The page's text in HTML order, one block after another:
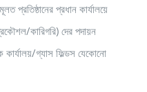
প্রতিষ্ঠানের প্রধান কার্যালয়ে
কারিগরি) দের পদায়ন
কার্যালয়/গ্যাস ফিল্ডস যেকোনো